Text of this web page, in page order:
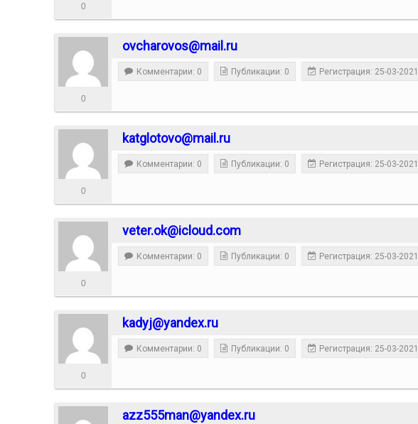
0
ovcharovos@mail.ru
0
Комментарии: 0 Публикации: 0 Регистрация: 25-03-2021
katglotovo@mail.ru
0
Комментарии: 0 Публикации: 0 Регистрация: 25-03-2021
veter.ok@icloud.com
0
Комментарии: 0 Публикации: 0 Регистрация: 25-03-2021
kadyj@yandex.ru
0
Комментарии: 0 Публикации: 0 Регистрация: 25-03-2021
azz555man@yandex.ru